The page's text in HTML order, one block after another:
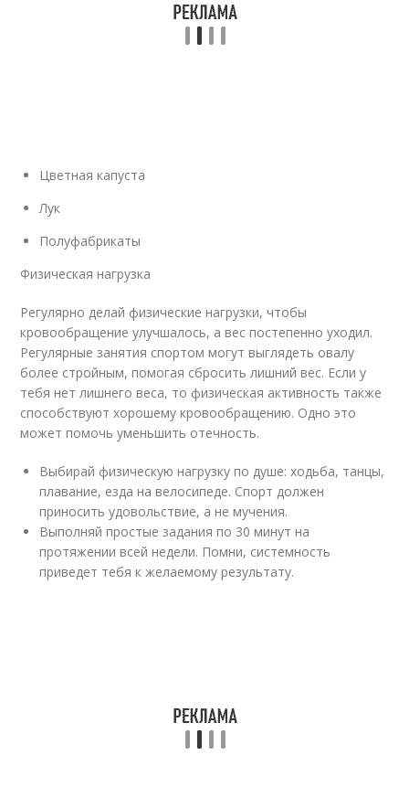
Цветная капуста
Лук
Полуфабрикаты
Физическая нагрузка
Регулярно делай физические нагрузки, чтобы
кровообращение улучшалось, а вес постепенно уходил.
Регулярные занятия спортом могут выглядеть овалу
более стройным, помогая сбросить лишний вес. Если у
тебя нет лишнего веса, то физическая активность также
способствуют хорошему кровообращению. Одно это
может помочь уменьшить отечность.
Выбирай физическую нагрузку по душе: ходьба, танцы,
плавание, езда на велосипеде. Спорт должен
приносить удовольствие, а не мучения.
Выполняй простые задания по 30 минут на
протяжении всей недели. Помни, системность
приведет тебя к желаемому результату.